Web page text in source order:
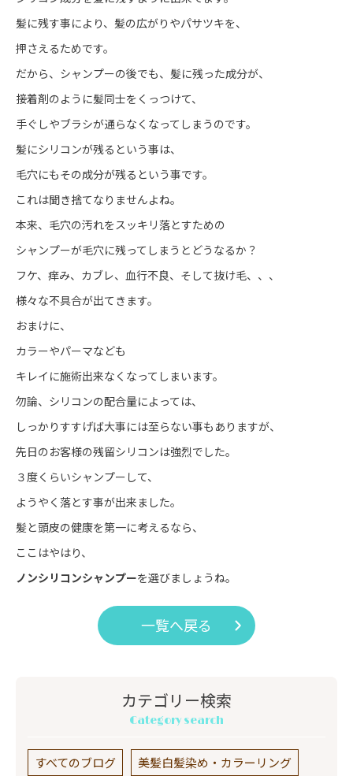
髪に残す事により、髪の広がりやパサツキを、
押さえるためです。
だから、シャンプーの後でも、髪に残った成分が、
接着剤のように髪同士をくっつけて、
手ぐしやブラシが通らなくなってしまうのです。
髪にシリコンが残るという事は、
毛穴にもその成分が残るという事です。
これは聞き捨てなりませんよね。
本来、毛穴の汚れをスッキリ落とすための
シャンプーが毛穴に残ってしまうとどうなるか？
フケ、痒み、カブレ、血行不良、そして抜け毛、、、
様々な不具合が出てきます。
おまけに、
カラーやパーマなども
キレイに施術出来なくなってしまいます。
勿論、シリコンの配合量によっては、
しっかりすすげば大事には至らない事もありますが、
先日のお客様の残留シリコンは強烈でした。
３度くらいシャンプーして、
ようやく落とす事が出来ました。
髪と頭皮の健康を第一に考えるなら、
ここはやはり、
ノンシリコンシャンプーを選びましょうね。
一覧へ戻る
カテゴリー検索
Category search
すべてのブログ 美髪白髪染め・カラーリング